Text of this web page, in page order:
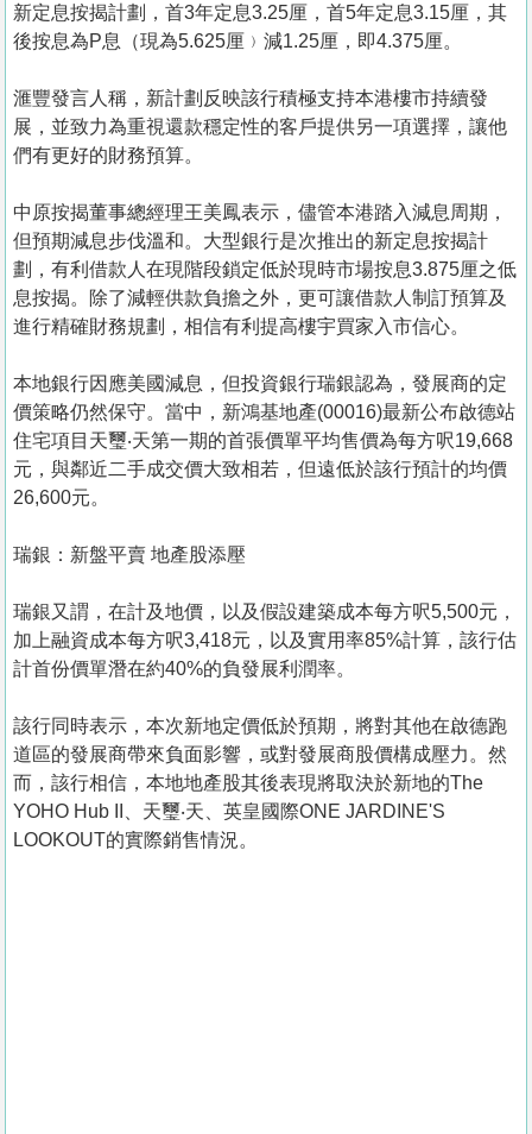
新定息按揭計劃，首3年定息3.25厘，首5年定息3.15厘，其
後按息為P息（現為5.625厘﹚減1.25厘，即4.375厘。
滙豐發言人稱，新計劃反映該行積極支持本港樓市持續發
展，並致力為重視還款穩定性的客戶提供另一項選擇，讓他
們有更好的財務預算。
中原按揭董事總經理王美鳳表示，儘管本港踏入減息周期，
但預期減息步伐溫和。大型銀行是次推出的新定息按揭計
劃，有利借款人在現階段鎖定低於現時市場按息3.875厘之低
息按揭。除了減輕供款負擔之外，更可讓借款人制訂預算及
進行精確財務規劃，相信有利提高樓宇買家入市信心。
本地銀行因應美國減息，但投資銀行瑞銀認為，發展商的定
價策略仍然保守。當中，新鴻基地產(00016)最新公布啟德站
住宅項目天璽‧天第一期的首張價單平均售價為每方呎19,668
元，與鄰近二手成交價大致相若，但遠低於該行預計的均價
26,600元。
瑞銀：新盤平賣 地產股添壓
瑞銀又謂，在計及地價，以及假設建築成本每方呎5,500元，
加上融資成本每方呎3,418元，以及實用率85%計算，該行估
計首份價單潛在約40%的負發展利潤率。
該行同時表示，本次新地定價低於預期，將對其他在啟德跑
道區的發展商帶來負面影響，或對發展商股價構成壓力。然
而，該行相信，本地地產股其後表現將取決於新地的The
YOHO Hub II、天璽‧天、英皇國際ONE JARDINE'S
LOOKOUT的實際銷售情況。